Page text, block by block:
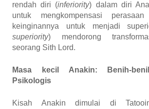
rendah diri (inferiority) dalam diri
untuk mengkompensasi
keinginannya untuk menjadi
superiority) mendorong
seorang Sith Lord.
Masa kecil Anakin: Benih-
Psikologis
Kisah Anakin dimulai di